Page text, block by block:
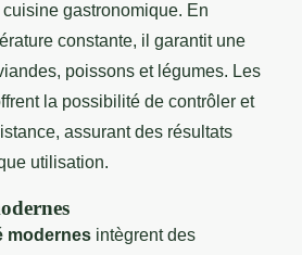
gastronomique. En
constante, il garantit une
poissons et légumes. Les
la possibilité de contrôler et
assurant des résultats
utilisation.
modernes intègrent des